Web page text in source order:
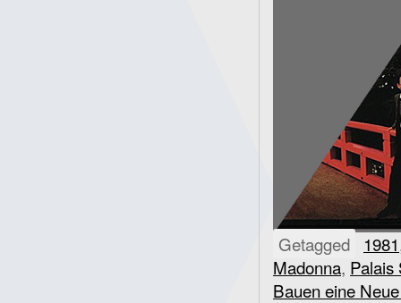
Getagged 1981
Madonna, Palais
Bauen eine